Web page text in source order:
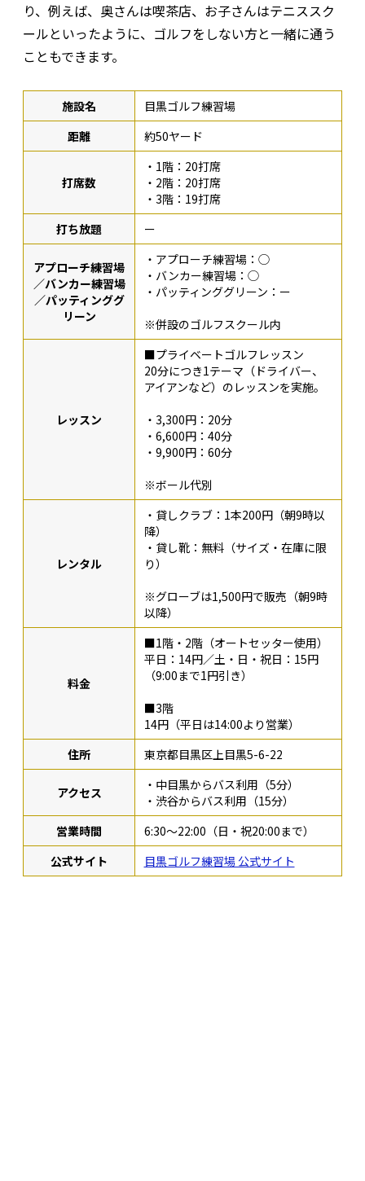
り、例えば、奥さんは喫茶店、お子さんはテニススク
ールといったように、ゴルフをしない方と一緒に通う
こともできます。
施設名
目黒ゴルフ練習場
距離
約50ヤード
打席数
・1階：20打席
・2階：20打席
・3階：19打席
打ち放題
ー
アプローチ練習場
／バンカー練習場
／パッティンググ
リーン
・アプローチ練習場：◯
・バンカー練習場：◯
・パッティンググリーン：ー
※併設のゴルフスクール内
レッスン
■プライベートゴルフレッスン
20分につき1テーマ（ドライバー、
アイアンなど）のレッスンを実施。
・3,300円：20分
・6,600円：40分
・9,900円：60分
※ボール代別
レンタル
・貸しクラブ：1本200円（朝9時以
降）
・貸し靴：無料（サイズ・在庫に限
り）
※グローブは1,500円で販売（朝9時
以降）
料金
■1階・2階（オートセッター使用）
平日：14円／土・日・祝日：15円
（9:00まで1円引き）
■3階
14円（平日は14:00より営業）
住所
東京都目黒区上目黒5-6-22
アクセス
・中目黒からバス利用（5分）
・渋谷からバス利用（15分）
営業時間
6:30〜22:00（日・祝20:00まで）
公式サイト
目黒ゴルフ練習場 公式サイト